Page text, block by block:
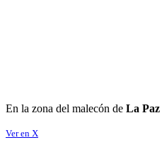
En la zona del malecón de La Paz
Ver en X